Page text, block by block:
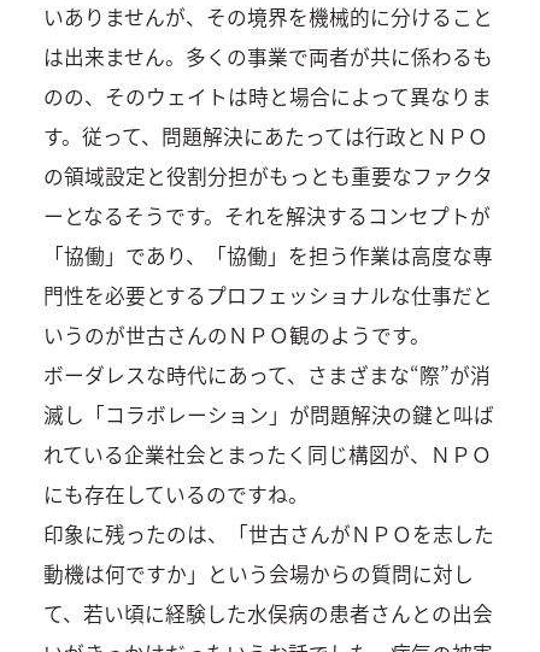
いありませんが、その境界を機械的に分けること
は出来ません。多くの事業で両者が共に係わるも
のの、そのウェイトは時と場合によって異なりま
す。従って、問題解決にあたっては行政とＮＰＯ
の領域設定と役割分担がもっとも重要なファクタ
ーとなるそうです。それを解決するコンセプトが
「協働」であり、「協働」を担う作業は高度な専
門性を必要とするプロフェッショナルな仕事だと
いうのが世古さんのＮＰＯ観のようです。
ボーダレスな時代にあって、さまざまな“際”が消
滅し「コラボレーション」が問題解決の鍵と叫ば
れている企業社会とまったく同じ構図が、ＮＰＯ
にも存在しているのですね。
印象に残ったのは、「世古さんがＮＰＯを志した
動機は何ですか」という会場からの質問に対し
て、若い頃に経験した水俣病の患者さんとの出会